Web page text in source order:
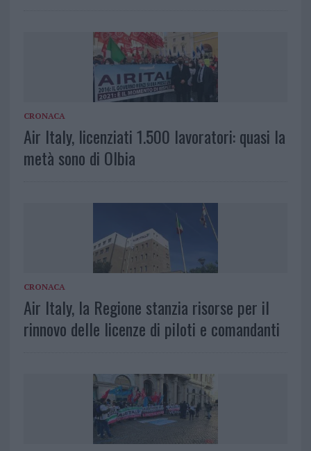
CRONACA
Air Italy, licenziati 1.500 lavoratori: quasi la
metà sono di Olbia
CRONACA
Air Italy, la Regione stanzia risorse per il
rinnovo delle licenze di piloti e comandanti